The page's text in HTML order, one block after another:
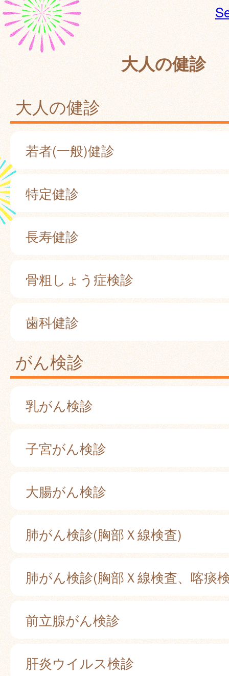
大人の健診
大人の健診
若者(一般)健診
特定健診
長寿健診
骨粗しょう症検診
歯科健診
がん検診
乳がん検診
子宮がん検診
大腸がん検診
肺がん検診(胸部Ｘ線検査)
肺がん検診(胸部Ｘ線検査、喀痰
前立腺がん検診
肝炎ウイルス検診